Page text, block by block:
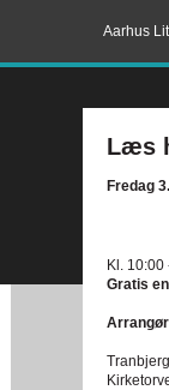
Aarhus
Læs
Fredag
Kl. 10:00
Gratis